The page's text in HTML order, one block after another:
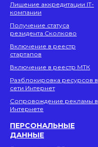
Лишение аккредитации IT-
компании
Получение статуса
резидента Сколково
Включение в реестр
стартапов
Включение в реестр МТК
Разблокировка ресурсов в
сети Интернет
Сопровождение рекламы в
Интернете
ПЕРСОНАЛЬНЫЕ
ДАННЫЕ